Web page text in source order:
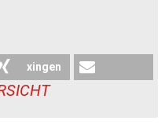
xingen